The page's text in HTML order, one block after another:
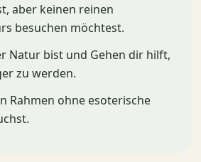
aber keinen reinen
besuchen möchtest.
Natur bist und Gehen dir hilft,
zu werden.
Rahmen ohne esoterische